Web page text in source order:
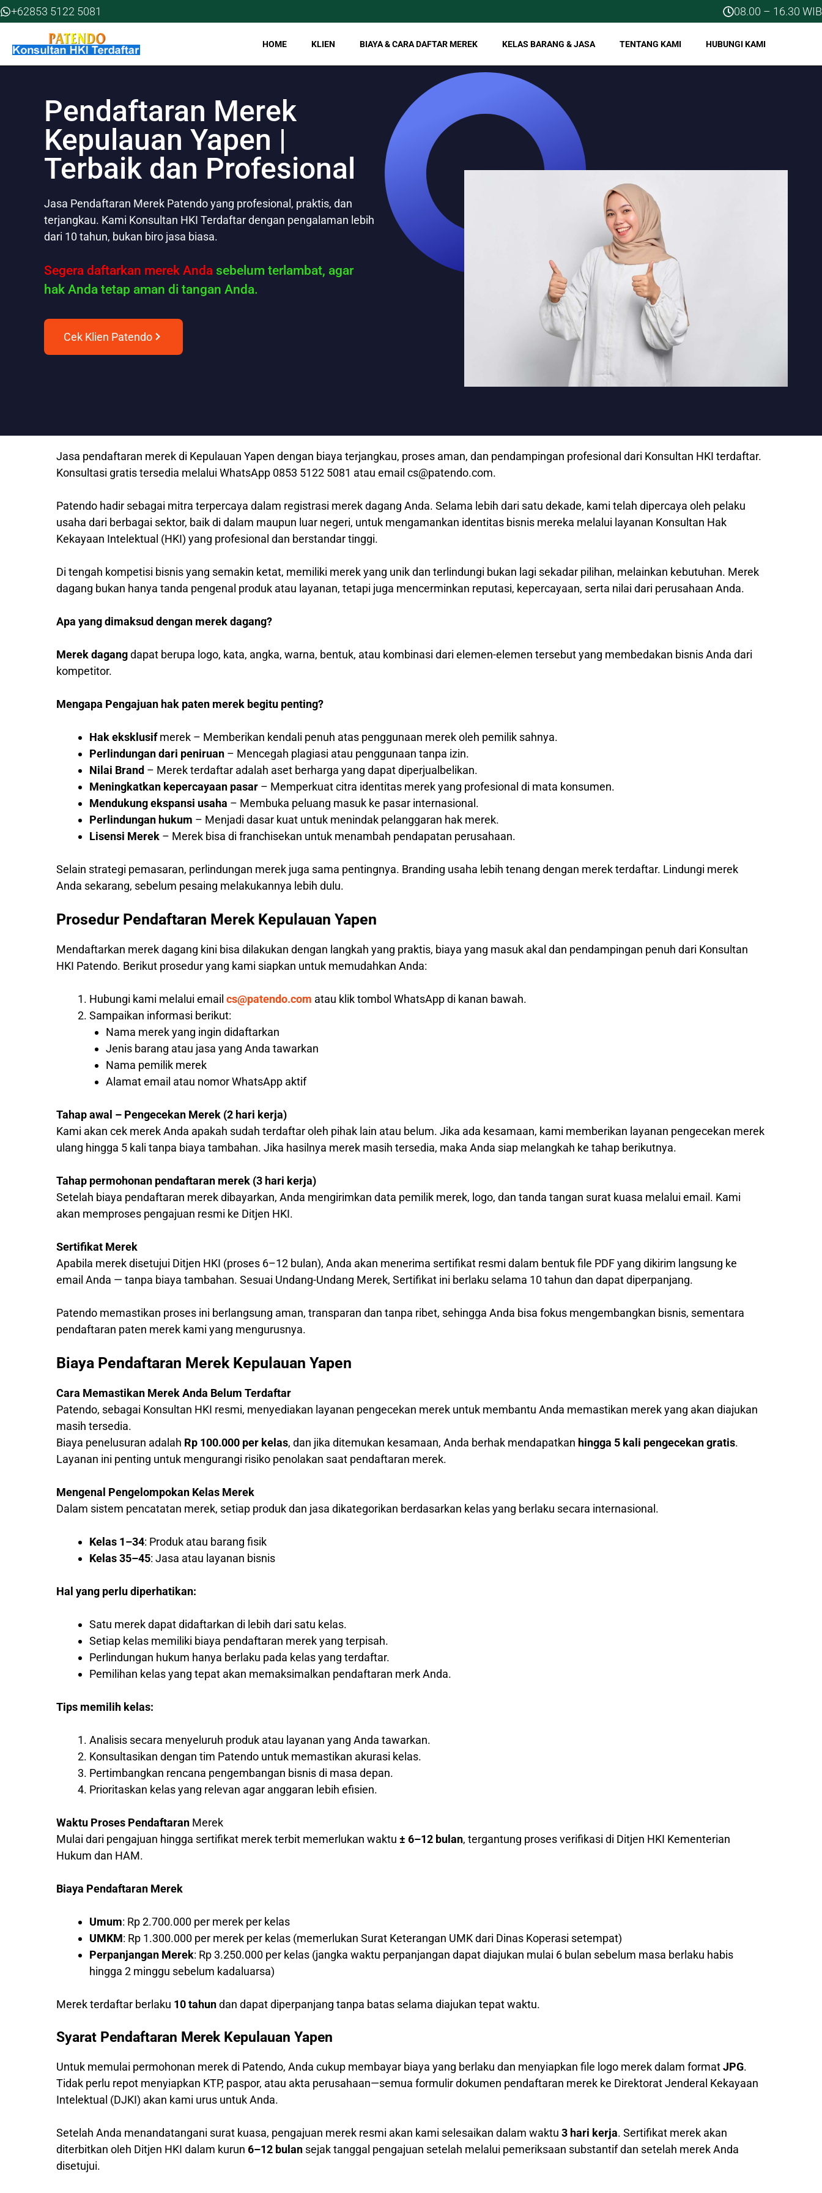
Skip
to
+62853 5122 5081 08.00 – 16.30 WIB
HOME KLIEN BIAYA & CARA DAFTAR MEREK KELAS BARANG & JASA TENTANG KAMI HUBUNGI KAMI
Pendaftaran Merek
Kepulauan Yapen |
Terbaik dan Profesional
Jasa Pendaftaran Merek Patendo yang profesional, praktis, dan
terjangkau. Kami Konsultan HKI Terdaftar dengan pengalaman lebih
dari 10 tahun, bukan biro jasa biasa.
Segera daftarkan merek Anda sebelum terlambat, agar
hak Anda tetap aman di tangan Anda.
Cek Klien Patendo
Jasa pendaftaran merek di Kepulauan Yapen dengan biaya terjangkau, proses aman, dan pendampingan profesional dari Konsultan HKI terdaftar.
Konsultasi gratis tersedia melalui WhatsApp 0853 5122 5081 atau email cs@patendo.com.
Patendo hadir sebagai mitra terpercaya dalam registrasi merek dagang Anda. Selama lebih dari satu dekade, kami telah dipercaya oleh pelaku
usaha dari berbagai sektor, baik di dalam maupun luar negeri, untuk mengamankan identitas bisnis mereka melalui layanan Konsultan Hak
Kekayaan Intelektual (HKI) yang profesional dan berstandar tinggi.
Di tengah kompetisi bisnis yang semakin ketat, memiliki merek yang unik dan terlindungi bukan lagi sekadar pilihan, melainkan kebutuhan. Merek
dagang bukan hanya tanda pengenal produk atau layanan, tetapi juga mencerminkan reputasi, kepercayaan, serta nilai dari perusahaan Anda.
Apa yang dimaksud dengan merek dagang?
Merek dagangdapat berupa logo, kata, angka, warna, bentuk, atau kombinasi dari elemen-elemen tersebut yang membedakan bisnis Anda dari
kompetitor.
Mengapa Pengajuan hak paten merek begitu penting?
Hak eksklusifmerek – Memberikan kendali penuh atas penggunaan merek oleh pemilik sahnya.
Perlindungan dari peniruan – Mencegah plagiasi atau penggunaan tanpa izin.
Nilai Brand – Merek terdaftar adalah aset berharga yang dapat diperjualbelikan.
Meningkatkan kepercayaan pasar – Memperkuat citra identitas merek yang profesional di mata konsumen.
Mendukung ekspansi usaha – Membuka peluang masuk ke pasar internasional.
Perlindungan hukum – Menjadi dasar kuat untuk menindak pelanggaran hak merek.
Lisensi Merek – Merek bisa di franchisekan untuk menambah pendapatan perusahaan.
Selain strategi pemasaran, perlindungan merek juga sama pentingnya. Branding usaha lebih tenang dengan merek terdaftar. Lindungi merek
Anda sekarang, sebelum pesaing melakukannya lebih dulu.
Prosedur Pendaftaran Merek Kepulauan Yapen
Mendaftarkan merek dagang kini bisa dilakukan dengan langkah yang praktis, biaya yang masuk akal dan pendampingan penuh dari Konsultan
HKI Patendo. Berikut prosedur yang kami siapkan untuk memudahkan Anda:
Hubungi kami melalui email cs@patendo.com atau klik tombol WhatsApp di kanan bawah.
Sampaikan informasi berikut:
Nama merek yang ingin didaftarkan
Jenis barang atau jasa yang Anda tawarkan
Nama pemilik merek
Alamat email atau nomor WhatsApp aktif
Tahap awal – Pengecekan Merek (2 hari kerja)
Kami akan cek merek Anda apakah sudah terdaftar oleh pihak lain atau belum. Jika ada kesamaan, kami memberikan layanan pengecekan merek
ulang hingga 5 kali tanpa biaya tambahan. Jika hasilnya merek masih tersedia, maka Anda siap melangkah ke tahap berikutnya.
Tahap permohonan pendaftaran merek (3 hari kerja)
Setelah biaya pendaftaran merek dibayarkan, Anda mengirimkan data pemilik merek, logo, dan tanda tangan surat kuasa melalui email. Kami
akan memproses pengajuan resmi ke Ditjen HKI.
Sertifikat Merek
Apabila merek disetujui Ditjen HKI (proses 6–12 bulan), Anda akan menerima sertifikat resmi dalam bentuk file PDF yang dikirim langsung ke
email Anda — tanpa biaya tambahan. Sesuai Undang-Undang Merek, Sertifikat ini berlaku selama 10 tahun dan dapat diperpanjang.
Patendo memastikan proses ini berlangsung aman, transparan dan tanpa ribet, sehingga Anda bisa fokus mengembangkan bisnis, sementara
pendaftaran paten merek kami yang mengurusnya.
Biaya Pendaftaran Merek Kepulauan Yapen
Cara Memastikan Merek Anda Belum Terdaftar
Patendo, sebagai Konsultan HKI resmi, menyediakan layanan pengecekan merek untuk membantu Anda memastikan merek yang akan diajukan
masih tersedia.
Biaya penelusuran adalah Rp 100.000 per kelas, dan jika ditemukan kesamaan, Anda berhak mendapatkan hingga 5 kali pengecekan gratis.
Layanan ini penting untuk mengurangi risiko penolakan saat pendaftaran merek.
Mengenal Pengelompokan Kelas Merek
Dalam sistem pencatatan merek, setiap produk dan jasa dikategorikan berdasarkan kelas yang berlaku secara internasional.
Kelas 1–34: Produk atau barang fisik
Kelas 35–45: Jasa atau layanan bisnis
Hal yang perlu diperhatikan:
Satu merek dapat didaftarkan di lebih dari satu kelas.
Setiap kelas memiliki biaya pendaftaran merek yang terpisah.
Perlindungan hukum hanya berlaku pada kelas yang terdaftar.
Pemilihan kelas yang tepat akan memaksimalkan pendaftaran merk Anda.
Tips memilih kelas:
Analisis secara menyeluruh produk atau layanan yang Anda tawarkan.
Konsultasikan dengan tim Patendo untuk memastikan akurasi kelas.
Pertimbangkan rencana pengembangan bisnis di masa depan.
Prioritaskan kelas yang relevan agar anggaran lebih efisien.
Waktu Proses Pendaftaran Merek
Mulai dari pengajuan hingga sertifikat merek terbit memerlukan waktu ± 6–12 bulan, tergantung proses verifikasi di Ditjen HKI Kementerian
Hukum dan HAM.
Biaya Pendaftaran Merek
Umum: Rp 2.700.000 per merek per kelas
UMKM: Rp 1.300.000 per merek per kelas (memerlukan Surat Keterangan UMK dari Dinas Koperasi setempat)
Perpanjangan Merek: Rp 3.250.000 per kelas (jangka waktu perpanjangan dapat diajukan mulai 6 bulan sebelum masa berlaku habis
hingga 2 minggu sebelum kadaluarsa)
Merek terdaftar berlaku 10 tahundan dapat diperpanjang tanpa batas selama diajukan tepat waktu.
Syarat Pendaftaran Merek Kepulauan Yapen
Untuk memulai permohonan merek di Patendo, Anda cukup membayar biaya yang berlaku dan menyiapkan file logo merek dalam formatJPG.
Tidak perlu repot menyiapkan KTP, paspor, atau akta perusahaan—semua formulir dokumen pendaftaran merek ke Direktorat Jenderal Kekayaan
Intelektual (DJKI) akan kami urus untuk Anda.
Setelah Anda menandatangani surat kuasa, pengajuan merek resmi akan kami selesaikan dalam waktu 3 hari kerja. Sertifikat merek akan
diterbitkan oleh Ditjen HKI dalam kurun 6–12 bulan sejak tanggal pengajuan setelah melalui pemeriksaan substantif dan setelah merek Anda
disetujui.